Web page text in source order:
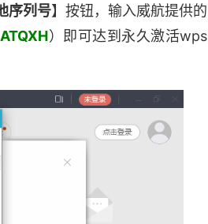
序列号】按钮，输入威航提供的
）即可达到永久激活wps